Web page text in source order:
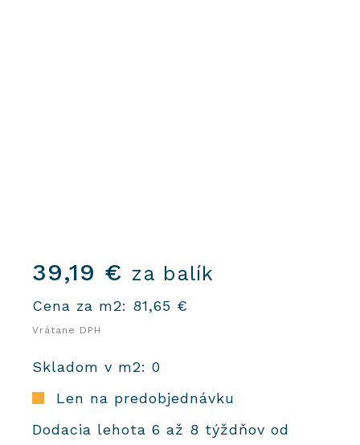
39,19 € za balík
Cena za m2: 81,65 €
Vrátane DPH
Skladom v m2: 0
Len na predobjednávku
Dodacia lehota 6 až 8 týždňov od